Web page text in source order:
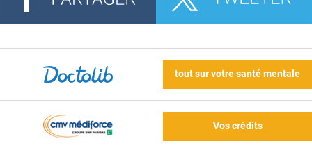
tout sur votre santé mentale
Vos crédits